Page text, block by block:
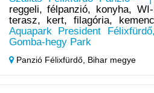
reggeli, félpanzió, konyha,
terasz, kert, filagória,
Aquapark President
Gomba-hegy Park
Panzió Félixfürdő, Bihar megye